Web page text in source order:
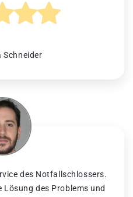
Schneider
des Notfallschlossers.
Lösung des Problems und